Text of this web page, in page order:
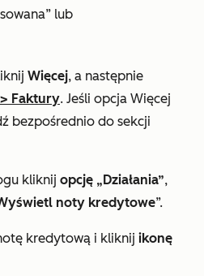
” lub
Więcej, a następnie
> Faktury. Jeśli opcja Więcej
bezpośrednio do sekcji
kliknij opcję „Działania”,
noty kredytowe”.
kredytową i kliknij ikonę